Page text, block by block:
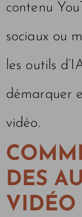
contenu
sociaux ou
les outils
démarquer
vidéo.
DES
VIDÉO